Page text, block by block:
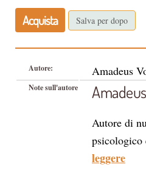
Acquista Salva per dopo
Autore: Amadeus
Note sull'autore
Autore di
psicologico
leggere